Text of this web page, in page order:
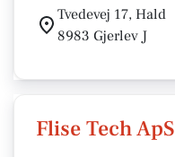
Tvedevej 17, Hald
8983 Gjerlev J
Flise Tech ApS